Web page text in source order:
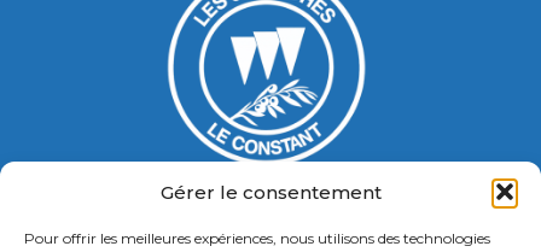
Gérer le consentement
Pour offrir les meilleures expériences, nous utilisons des technologies
Gymnase Jacques Ducasse